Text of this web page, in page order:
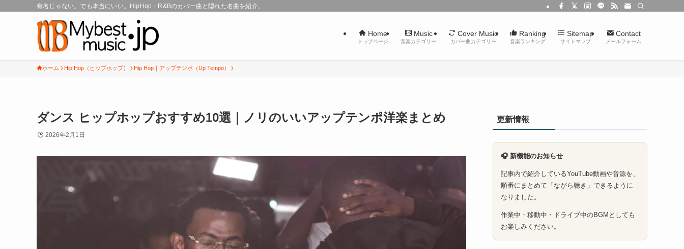
有名じゃない。でも本当にいい。HipHop・R&Bのカバー曲と隠れた名曲を紹介。
Home
トップページ
Music
音楽カテゴリー
Cover Music
カバー曲カテゴリー
Ranking
音楽ランキング
Sitemap
サイトマップ
Contact
メールフォーム
ホーム Hip Hop（ヒップホップ） Hip Hop｜アップテンポ（Up Tempo）
ダンス ヒップホップおすすめ10選｜ノリのいいアップテンポ洋楽まとめ
2026年2月1日
更新情報
🎧 新機能のお知らせ
記事内で紹介しているYouTube動画や音源を、
順番にまとめて「ながら聴き」できるように
なりました。
作業中・移動中・ドライブ中のBGMとしても
お楽しみください。